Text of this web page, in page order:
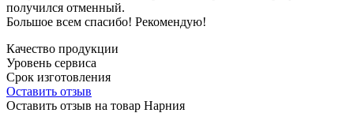
получился отменный.
Большое всем спасибо! Рекомендую!
Качество продукции
Уровень сервиса
Срок изготовления
Оставить отзыв
Оставить отзыв на товар Нарния